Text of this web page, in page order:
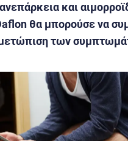
και
θα μπορούσε να
των